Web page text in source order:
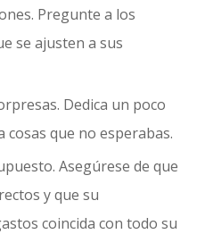
. Pregunte a los
se ajusten a sus
Dedica un poco
que no esperabas.
Asegúrese de que
y que su
coincida con todo su